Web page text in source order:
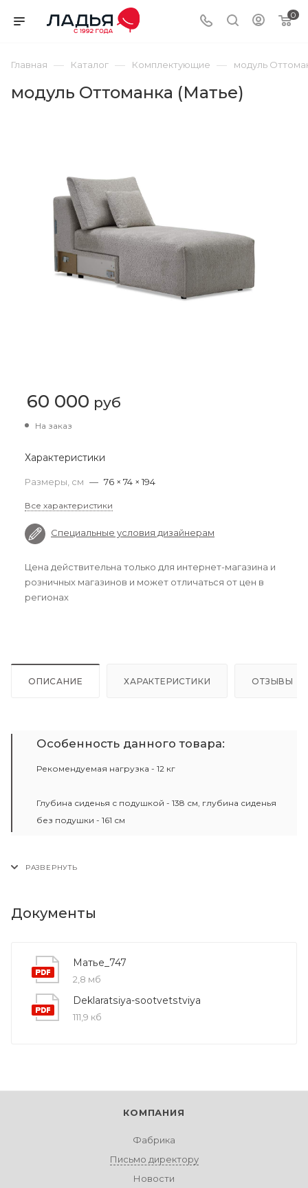
0
Главная — Каталог — Комплектующие — модуль
модуль Оттоманка (Матье)
60 000 руб
На заказ
Характеристики
Размеры, см — 76 × 74 × 194
Все характеристики
Специальные условия дизайнерам
Цена действительна только для интернет-магазина и
розничных магазинов и может отличаться от цен в
регионах
ОПИСАНИЕ ХАРАКТЕРИСТИКИ ОТЗЫВЫ
Особенность данного товара:
Рекомендуемая нагрузка - 12 кг
Глубина сиденья с подушкой - 138 см, глубина сиденья
без подушки - 161 см
Документы
Матье_747
2,8 мб
Deklaratsiya-sootvetstviya
111,9 кб
КОМПАНИЯ
Фабрика
Письмо директору
Новости